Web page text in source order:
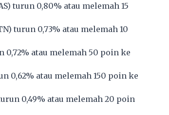
) turun 0,80% atau melemah 15
) turun 0,73% atau melemah 10
0,72% atau melemah 50 poin ke
0,62% atau melemah 150 poin ke
0,49% atau melemah 20 poin